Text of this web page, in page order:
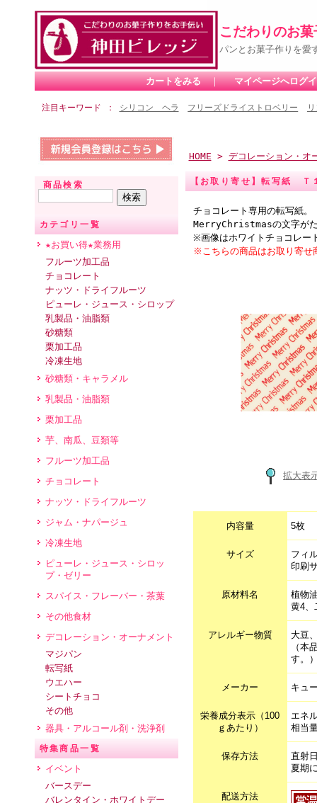
こだわりのお
パンとお菓子作りを愛
カートをみる ｜ マイページへログ
注目キーワード シリコン ヘラ フリーズドライストロベリー
商品検索
カテゴリ一覧
★お買い得★業務用
フルーツ加工品
チョコレート
ナッツ・ドライフルーツ
ピューレ・ジュース・シロップ
乳製品・油脂類
砂糖類
栗加工品
冷凍生地
砂糖類・キャラメル
乳製品・油脂類
栗加工品
芋、南瓜、豆類等
フルーツ加工品
チョコレート
ナッツ・ドライフルーツ
ジャム・ナパージュ
冷凍生地
ピューレ・ジュース・シロッ
プ・ゼリー
スパイス・フレーバー・茶葉
その他食材
デコレーション・オーナメント
マジパン
転写紙
ウエハー
シートチョコ
その他
器具・アルコール剤・洗浄剤
特集商品一覧
イベント
バースデー
バレンタイン・ホワイトデー
HOME > デコレーション・オ
【お取り寄せ】転写紙
チョコレート専用の転写紙。
MerryChristmasの文字がた
※画像はホワイトチョコレー
※こちらの商品はお取り寄せ
拡大表
内容量 5枚
サイズ
フィ
印
原材料名
植物
黄4、
アレルギー物質
大豆
（本
す。
メーカー キュ
栄養成分表示（100
ｇあたり）
エネ
相当
保存方法
直射
夏期
配送方法